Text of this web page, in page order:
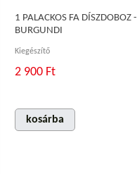
1 PALACKOS FA DÍSZDOBOZ -
BURGUNDI
Kiegészítő
2 900 Ft
kosárba